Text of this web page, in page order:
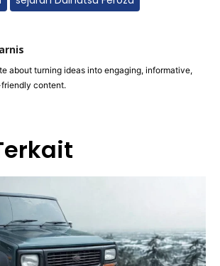
about turning ideas into engaging, informative,
friendly content.